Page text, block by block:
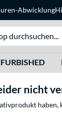
Abwicklung
nicht